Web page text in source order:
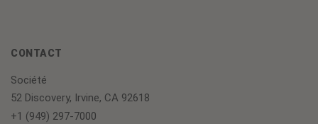
CONTACT
Société
52 Discovery, Irvine, CA 92618
+1 (949) 297-7000